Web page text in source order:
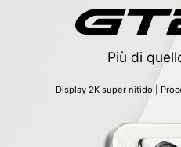
Più di
Display 2K super nitido |